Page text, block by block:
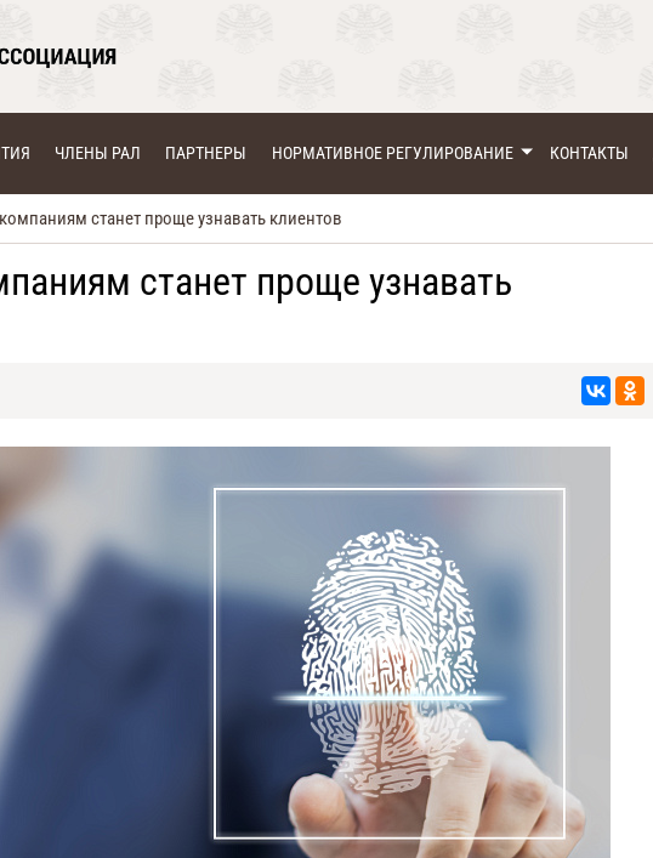
ЧЛЕНЫ РАЛ ПАРТНЕРЫ НОРМАТИВНОЕ РЕГУЛИРОВАНИЕ КОНТАКТЫ
станет проще узнавать клиентов
станет проще узнавать